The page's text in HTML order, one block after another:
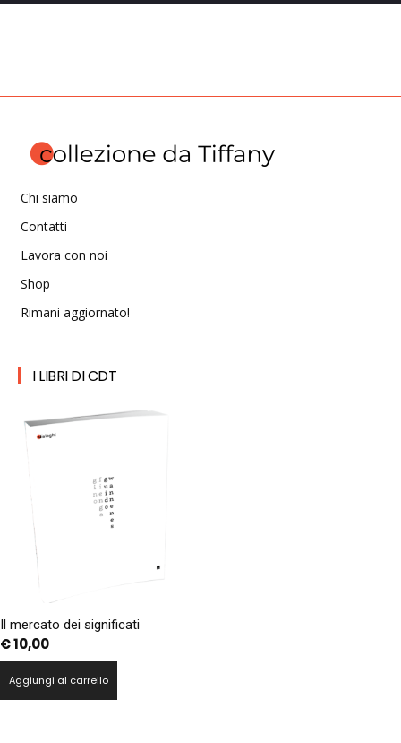
Chi siamo
Contatti
Lavora con noi
Shop
Rimani aggiornato!
I LIBRI DI CDT
Il mercato dei significati
€10,00
Aggiungi al carrello